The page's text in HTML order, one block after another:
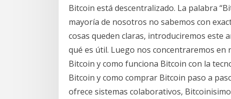
Bitcoin está descentralizado. La palabra
mayoría de nosotros no sabemos con
cosas queden claras, introduciremos este
qué es útil. Luego nos concentraremos en
Bitcoin y como funciona Bitcoin con la
Bitcoin y como comprar Bitcoin paso a
ofrece sistemas colaborativos,